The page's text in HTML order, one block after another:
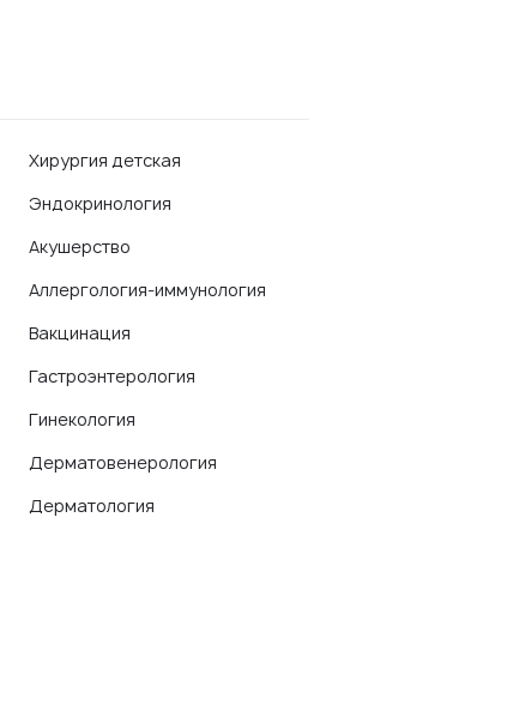
Хирургия детская
Эндокринология
Акушерство
Аллергология-иммунология
Вакцинация
Гастроэнтерология
Гинекология
Дерматовенерология
Дерматология